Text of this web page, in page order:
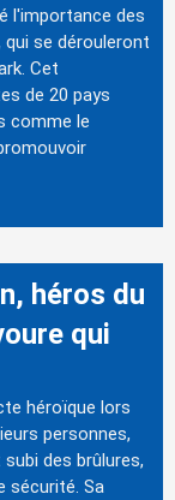
l'importance des
qui se dérouleront
Cet
de 20 pays
comme le
héros du
qui
héroïque lors
personnes,
des brûlures,
sécurité. Sa